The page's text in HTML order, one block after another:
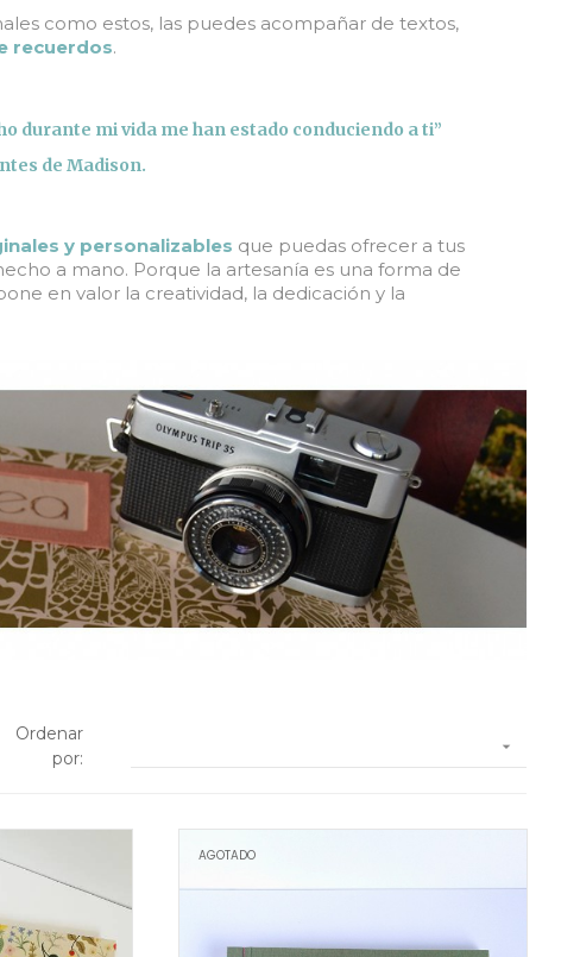
como estos, las puedes acompañar de textos,
recuerdos.
durante mi vida me han estado conduciendo a ti”
de Madison.
y personalizables que puedas ofrecer a tus
a mano. Porque la artesanía es una forma de
en valor la creatividad, la dedicación y la
Ordenar
por:

AGOTADO